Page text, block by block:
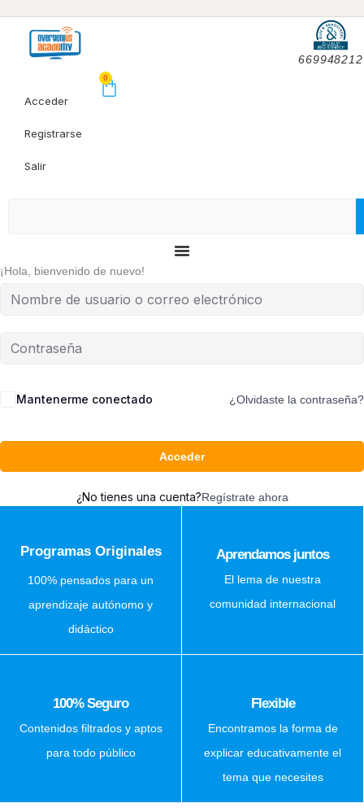
669948212
Acceder
Registrarse
Salir
0
¡Hola, bienvenido de nuevo!
Mantenerme conectado ¿Olvidaste la contraseña?
Acceder
¿No tienes una cuenta?Regístrate ahora
Programas Originales
100% pensados para un
aprendizaje autónomo y
didáctico
Aprendamos juntos
El lema de nuestra
comunidad internacional
100% Seguro
Contenidos filtrados y aptos
para todo público
Flexible
Encontramos la forma de
explicar educativamente el
tema que necesites